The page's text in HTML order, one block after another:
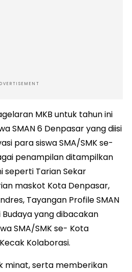
MKB untuk tahun ini
SMAN 6 Denpasar yang diisi
para siswa SMA/SMK se-
penampilan ditampilkan
seperti Tarian Sekar
maskot Kota Denpasar,
Tayangan Profile SMAN
yang dibacakan
SMA/SMK se- Kota
Kolaborasi.
minat, serta memberikan